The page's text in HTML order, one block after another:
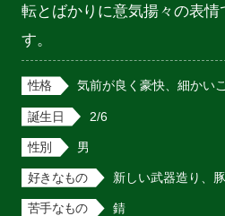
転とばかりに意気揚々の表情
す。
性格 気前が良く豪快、細かい
誕生日 2/6
性別 男
好きなもの 新しい武器造り、
苦手なもの 錆